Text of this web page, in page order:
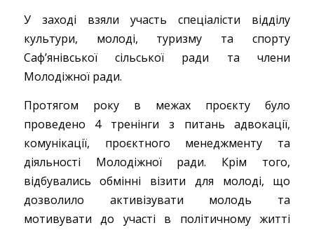
У заході взяли участь спеціалісти відділу
культури, молоді, туризму та спорту
Саф’янівської сільської ради та члени
Молодіжної ради.
Протягом року в межах проєкту було
проведено 4 тренінги з питань адвокації,
комунікації, проєктного менеджменту та
діяльності Молодіжної ради. Крім того,
відбувались обмінні візити для молоді, що
дозволило активізувати молодь та
мотивувати до участі в політичному житті